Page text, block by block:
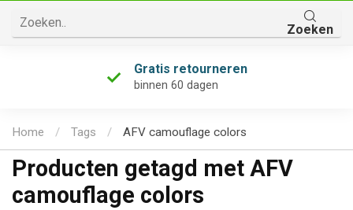
Zoeken
Gratis retourneren
binnen 60 dagen
Home / Tags / AFV camouflage colors
Producten getagd met AFV
camouflage colors